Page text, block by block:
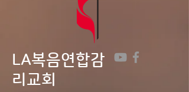
LA복음연합감
리교회